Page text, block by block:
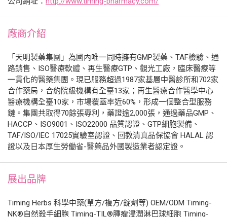
廠商介紹
「天明製藥集團」為國內唯一同時擁有GMP製藥、TAF檢驗、通
路銷售、ISO醫療軟體、再生醫療GTP、觀光工廠，臨床醫療等
一貫化的醫藥集團。現已服務超過1987家基層中醫診所和702家
合作藥局，合約院級機構有全臺13家；再生醫療合作醫學中心
醫療機構全臺10家，市場覆蓋率近60%，形成一個整合型服務
鏈。集團共取得70餘張專利，藥證逾2,000張，通過藥品GMP、
HACCP、ISO9001、ISO22000 品質認證、GTP細胞製備、
TAF/ISO/IEC 17025實驗室認證、回教清真品保協會 HALAL 認
證以及日本厚生勞働省-醫藥品外國製造業者認定證。
展出品牌
Timing Herbs 科學中藥(單方/複方/錠劑等) OEM/ODM Timing-
NK®自然殺手細胞 Timing-TIL®腫瘤浸潤淋巴球細胞 Timing-